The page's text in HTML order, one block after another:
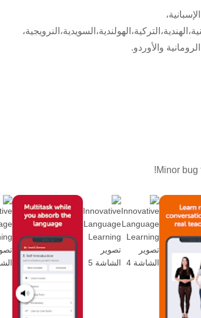
والأوردو.
إضافة إلى ملاحظات الدروس وأدوات الدراسة
(مجاناً)
و التحكم بسرعة الدروس الخاصة بك(مجاناً)
Minor bug